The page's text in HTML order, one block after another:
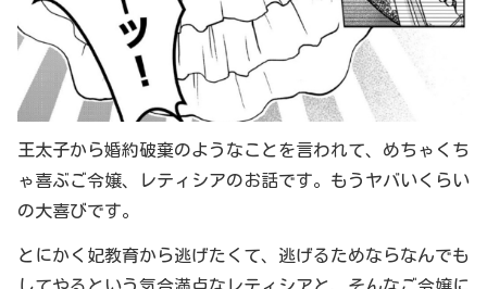
王太子から婚約破棄のようなことを言われて、めちゃくち
ゃ喜ぶご令嬢、レティシアのお話です。もうヤバいくらい
の大喜びです。
とにかく妃教育から逃げたくて、逃げるためならなんでも